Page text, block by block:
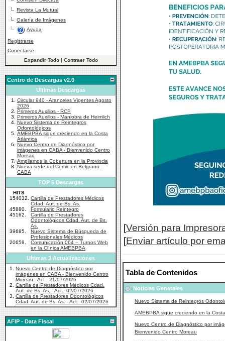
Revista La Mutual
Galería de Imágenes
Ayuda
Registrarse
Conectarse
Expandir Todo| Contraer Todo
Centro de Descargas v2.0
Ultimas Descargas
1.
Circular 940 - Aranceles Vigentes Agosto
2026
2.
Primeros Auxilios - RCP
3.
Primeros Auxilios - Maniobra de Heimlich
4. Nuevo Sistema de Reintegros
Odontológicos
5. AMEBPBA sigue creciendo en la Costa
Atlántica
6.
Nuevo Centro de Diagnóstico por
imágenes en CABA - Bienvenido Centro
Moreau
7.
Ampliamos la Cobertura en la Provincia
8.
Nueva sede del Cemic en Belgrano -
CABA
TOP 5 Descargas
HITS
154032.
Cartilla de Prestadores Médicos
Cdad. Aut. de Bs. As.
45880.
Formulario Reintegro
45162.
Cartilla de Prestadores
Odontológicos Cdad. Aut. de Bs.
As.
39685.
Nuevo Sistema de Búsqueda de
Profesionales Médicos
20659.
Comunicación 064 – Turnos Web
en la Clínica AMEBPBA
Ultimas 3 Actualizaciones
1.
Nuevo Centro de Diagnóstico por
imágenes en CABA - Bienvenido Centro
Moreau - Act.: 21/07/2026
2.
Cartilla de Prestadores Médicos Cdad.
Aut. de Bs. As. - Act.: 02/07/2026
3.
Cartilla de Prestadores Odontológicos
Cdad. Aut. de Bs. As. - Act.: 02/07/2026
AFIP - Data Fiscal
[Versión para
[Enviar artículo por
Tabla de Contenidos
Noticias Generales
Nuevo Sistema de Reintegros
AMEBPBA sigue creciendo en la
Nuevo Centro de Diagnóstico por
Bienvenido Centro Moreau